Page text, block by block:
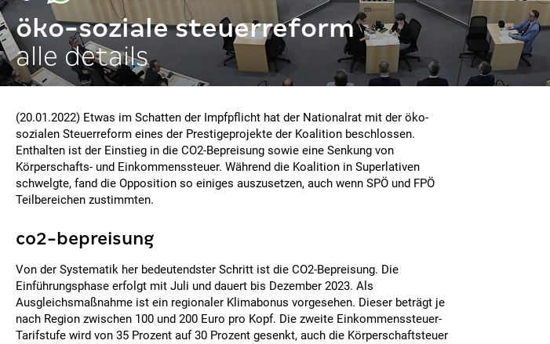
öko-soziale steuerreform
alle details
(20.01.2022) Etwas im Schatten der Impfpflicht hat der Nationalrat mit der öko-
sozialen Steuerreform eines der Prestigeprojekte der Koalition beschlossen.
Enthalten ist der Einstieg in die CO2-Bepreisung sowie eine Senkung von
Körperschafts- und Einkommenssteuer. Während die Koalition in Superlativen
schwelgte, fand die Opposition so einiges auszusetzen, auch wenn SPÖ und FPÖ
Teilbereichen zustimmten.
co2-bepreisung
Von der Systematik her bedeutendster Schritt ist die CO2-Bepreisung. Die
Einführungsphase erfolgt mit Juli und dauert bis Dezember 2023. Als
Ausgleichsmaßnahme ist ein regionaler Klimabonus vorgesehen. Dieser beträgt je
nach Region zwischen 100 und 200 Euro pro Kopf. Die zweite Einkommenssteuer-
Tarifstufe wird von 35 Prozent auf 30 Prozent gesenkt, auch die Körperschaftsteuer